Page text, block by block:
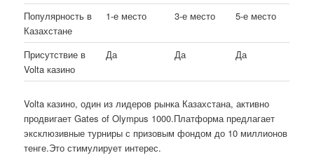
Популярность в
Казахстане
1-е место 3-е место 5-е место
Присутствие в
Volta казино
Да Да Да
Volta казино, один из лидеров рынка Казахстана, активно
продвигает Gates of Olympus 1000.Платформа предлагает
эксклюзивные турниры с призовым фондом до 10 миллионов
тенге.Это стимулирует интерес.